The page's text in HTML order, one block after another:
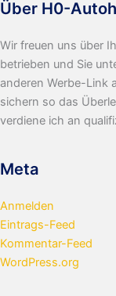
Über H0-
Wir freuen uns über
betrieben und Sie
anderen Werbe-Link
sichern so das
verdiene ich an
Meta
Anmelden
Eintrags-Feed
Kommentar-Feed
WordPress.org